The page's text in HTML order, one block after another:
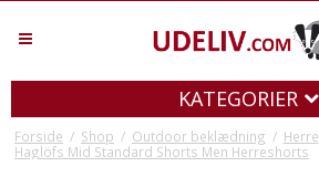
KATEGORIER
Forside / Shop / Outdoor beklædning / Herre
Haglöfs Mid Standard Shorts Men Herreshorts